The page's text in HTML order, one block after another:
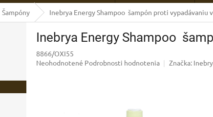
Šampóny Inebrya Energy Shampoo šampón proti vypadávaniu
Inebrya Energy Shampoo
8866/OXI55
Priemerné
Neohodnotené Podrobnosti hodnotenia Značka: